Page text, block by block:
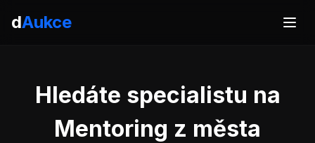
dAukce
Hledáte specialistu na
Mentoring z města